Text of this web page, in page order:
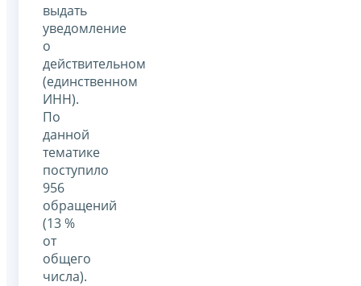
выдать
уведомление
о
действительном
(единственном
ИНН).
По
данной
тематике
поступило
956
обращений
(13 %
от
общего
числа).